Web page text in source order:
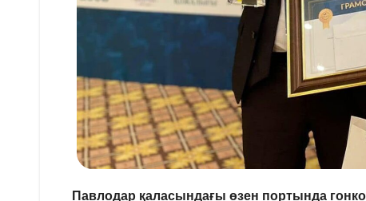
Павлодар қаласындағы өзен портында